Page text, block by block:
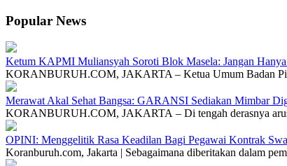
Popular News
Ketum KAPMI Muliansyah Soroti Blok Masela: Jangan
KORANBURUH.COM, JAKARTA – Ketua Umum Badan
Merawat Akal Sehat Bangsa: GARANSI Sediakan Mimbar
KORANBURUH.COM, JAKARTA – Di tengah derasnya
OPINI: Menggelitik Rasa Keadilan Bagi Pegawai Kontrak
Koranburuh.com, Jakarta | Sebagaimana diberitakan dalam